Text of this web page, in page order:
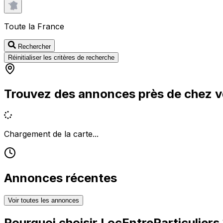
Toute la France
Rechercher
Réinitialiser les critères de recherche
Trouvez des annonces près de chez
Chargement de la carte...
Annonces récentes
Voir toutes les annonces